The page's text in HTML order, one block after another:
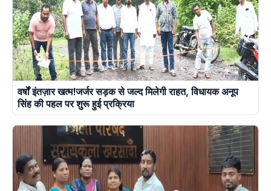
वर्षों इंतज़ार खत्म!जर्जर सड़क से जल्द मिलेगी राहत, विधायक अनूप
सिंह की पहल पर शुरू हुई प्रक्रिया